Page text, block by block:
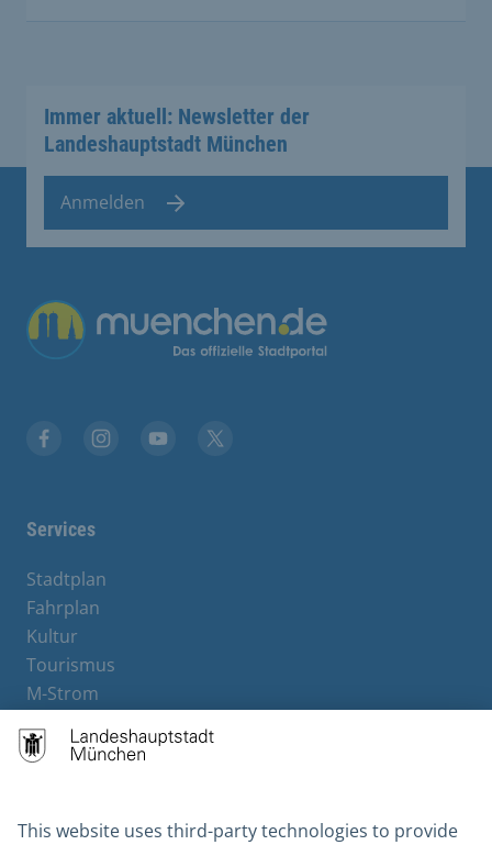
Immer aktuell: Newsletter der
Landeshauptstadt München
Anmelden
Übergreifende Links
Services
Stadtplan
Fahrplan
Kultur
Tourismus
M-Strom
Hotels
Contact